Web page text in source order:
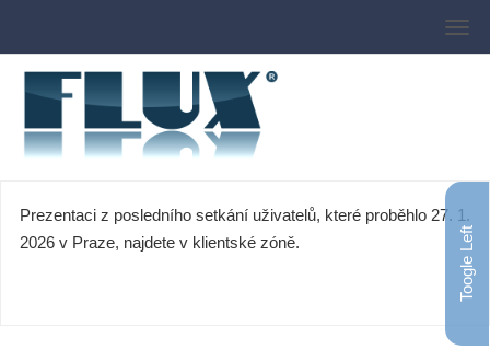
Prezentaci z posledního setkání uživatelů, které proběhlo 27. 1.
2026 v Praze, najdete v klientské zóně.
Toogle Left